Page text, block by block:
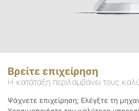
Βρείτε επιχείρηση
Η κατάταξη περιλαμβάνει τους
Ψάχνετε επιχείρηση; Ελέγξτε τη